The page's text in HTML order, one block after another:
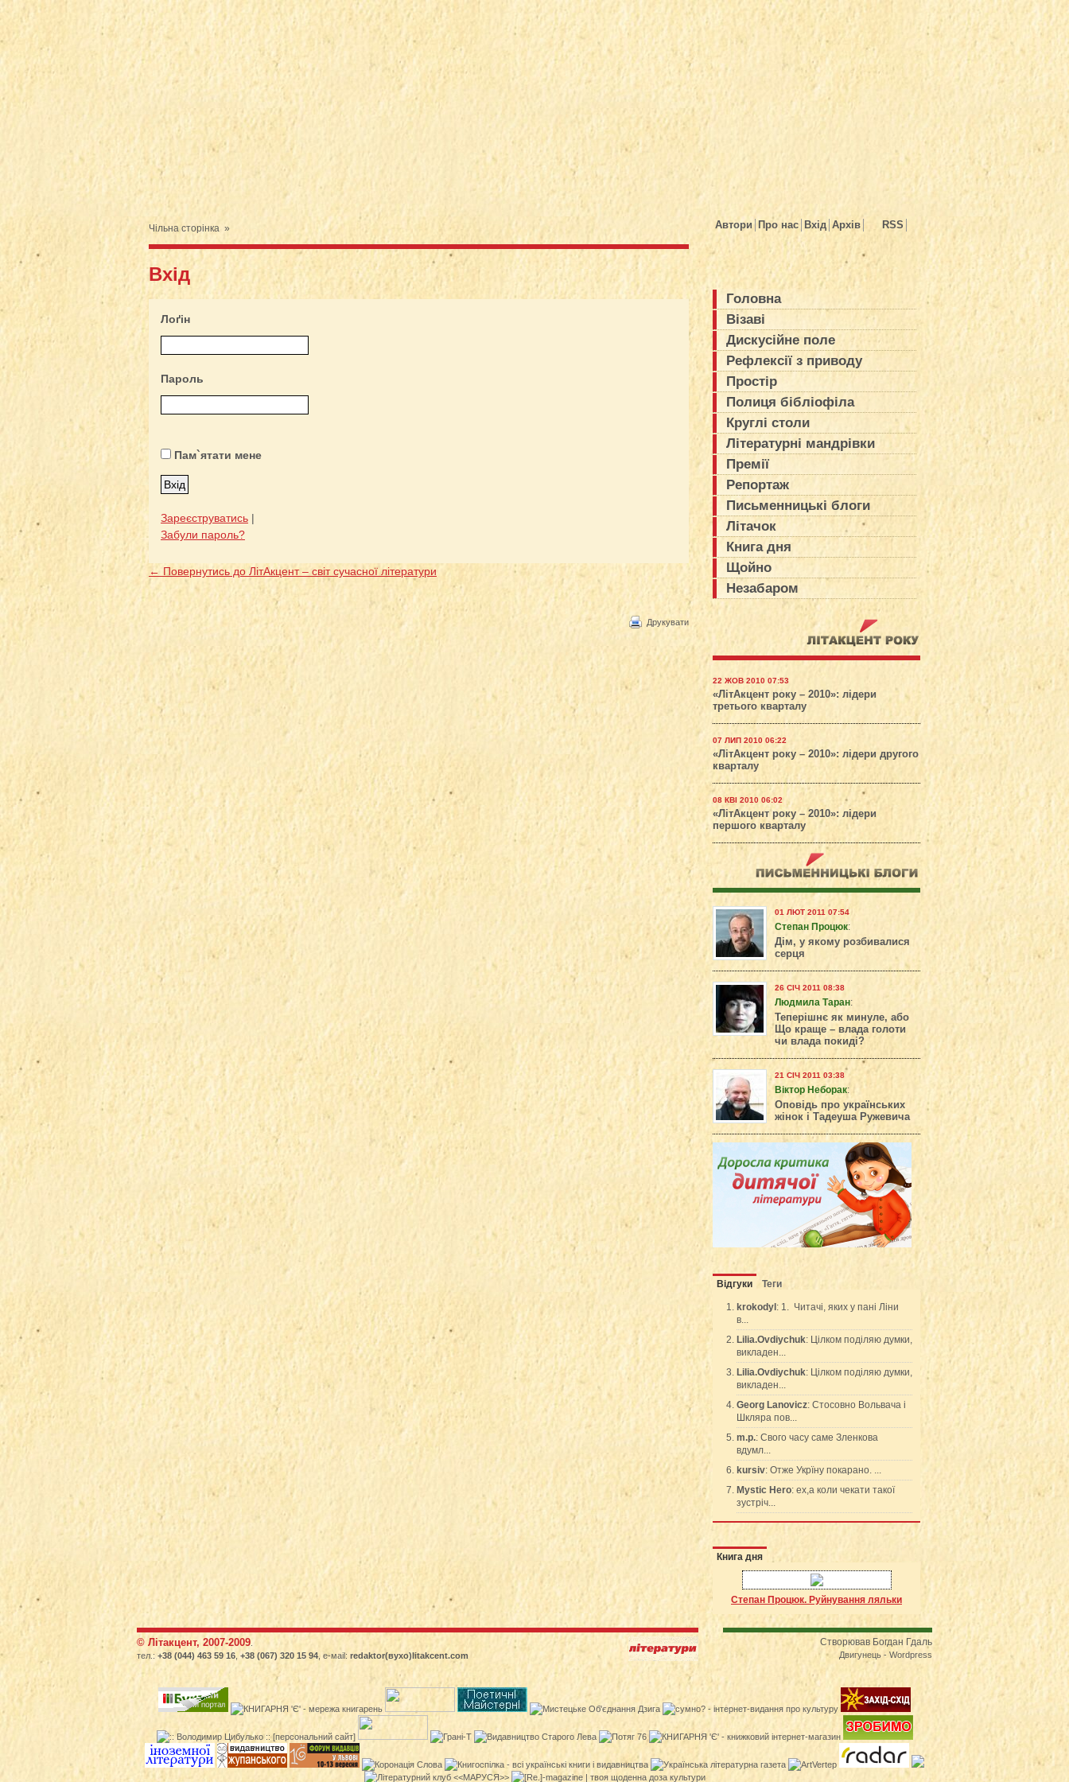
Чільна сторінка »
Вхід
Лоґін
Пароль
Пам`ятати мене
Зареєструватись |
Забули пароль?
← Повернутись до ЛітАкцент – світ сучасної літератури
Друкувати
Автори Про нас Вхід Архів RSS
Головна
Візаві
Дискусійне поле
Рефлексії з приводу
Простір
Полиця бібліофіла
Круглі столи
Літературні мандрівки
Премії
Репортаж
Письменницькі блоги
Літачок
Книга дня
Щойно
Незабаром
22 ЖОВ 2010 07:53
«ЛітАкцент року – 2010»: лідери
третього кварталу
07 ЛИП 2010 06:22
«ЛітАкцент року – 2010»: лідери другого
кварталу
08 КВІ 2010 06:02
«ЛітАкцент року – 2010»: лідери
першого кварталу
01 ЛЮТ 2011 07:54
Степан Процюк:
Дім, у якому розбивалися
серця
26 СІЧ 2011 08:38
Людмила Таран:
Теперішнє як минуле, або
Що краще – влада голоти
чи влада покиді?
21 СІЧ 2011 03:38
Віктор Неборак:
Оповідь про українських
жінок і Тадеуша Ружевича
Відгуки Теги
krokodyl : 1. Читачі, яких у пані Ліни
в...
Lilia.Ovdiychuk: Цілком поділяю думки,
викладен...
Lilia.Ovdiychuk: Цілком поділяю думки,
викладен...
Georg Lanovicz: Стосовно Вольвача і
Шкляра пов...
m.p.: Свого часу саме Зленкова
вдумл...
kursiv: Отже Укрїну покарано. ...
Mystic Hero: ех,а коли чекати такої
зустріч...
Книга дня
Степан Процюк. Руйнування ляльки
© Літакцент, 2007-2009
тел.: +38 (044) 463 59 16 +38 (067) 320 15 94 , е-маіl: redaktor(вухо)litakcent.com
Створював Богдан Гдаль
Двигунець - Wordpress